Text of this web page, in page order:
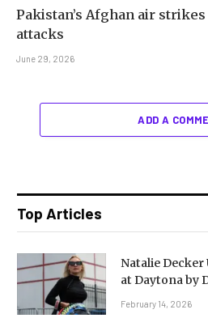
Pakistan’s Afghan air
attacks
June 29, 2026
ADD A
Top Articles
Natalie Decker
at Daytona by
February 14, 2026